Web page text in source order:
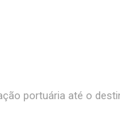
portuária até o